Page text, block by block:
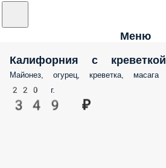
Меню
Калифорния с креветкой
Майонез, огурец, креветка, масага
220 г.
349 ₽